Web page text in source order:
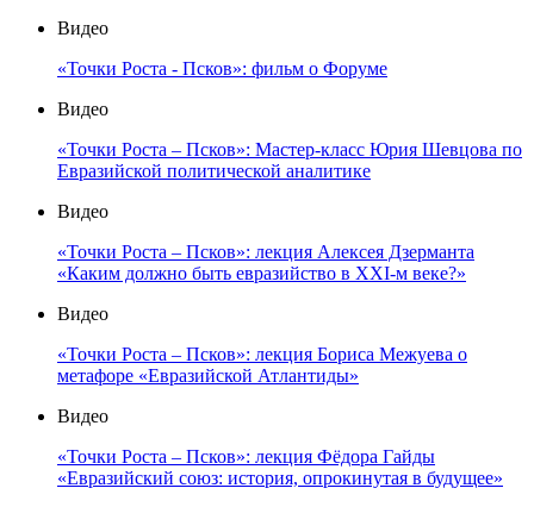
Видео
«Точки Роста - Псков»: фильм о Форуме
Видео
«Точки Роста – Псков»: Мастер-класс Юрия Шевцова по
Евразийской политической аналитике
Видео
«Точки Роста – Псков»: лекция Алексея Дзерманта
«Каким должно быть евразийство в XXI-м веке?»
Видео
«Точки Роста – Псков»: лекция Бориса Межуева о
метафоре «Евразийской Атлантиды»
Видео
«Точки Роста – Псков»: лекция Фёдора Гайды
«Евразийский союз: история, опрокинутая в будущее»